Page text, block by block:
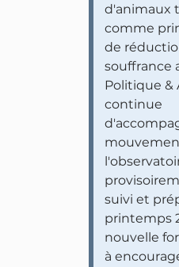
d'animaux
comme
de
souffrance
Politique &
continue
suivi et
printemps
nouvelle
à